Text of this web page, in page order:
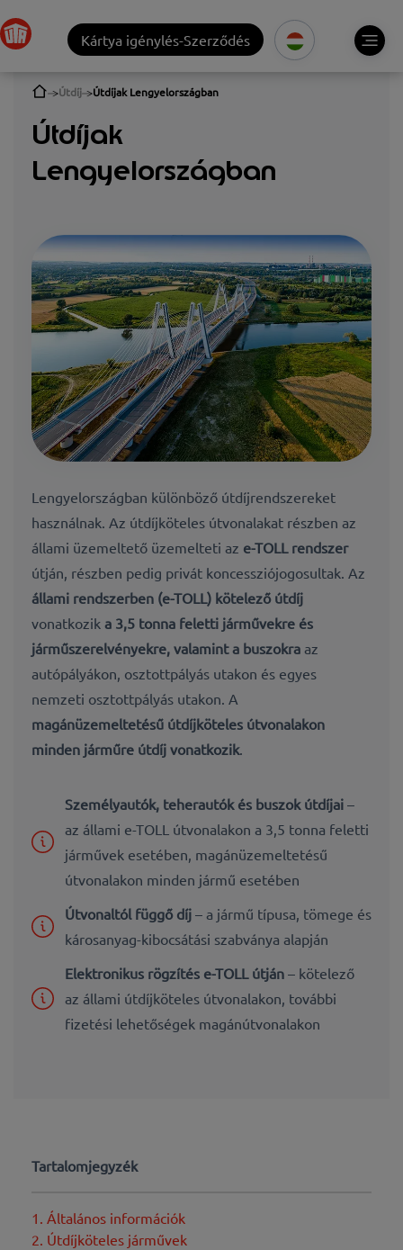
Kártya igénylés-Szerződés
Útdíj Útdíjak Lengyelországban
Útdíjak
Lengyelországban
Lengyelországban különböző útdíjrendszereket
használnak. Az útdíjköteles útvonalakat részben az
állami üzemeltető üzemelteti az e-TOLL rendszer
útján, részben pedig privát koncessziójogosultak. Az
állami rendszerben (e-TOLL) kötelező útdíj
vonatkozik a 3,5 tonna feletti járművekre és
járműszerelvényekre, valamint a buszokra az
autópályákon, osztottpályás utakon és egyes
nemzeti osztottpályás utakon. A
magánüzemeltetésű útdíjköteles útvonalakon
minden járműre útdíj vonatkozik.
Személyautók, teherautók és buszok útdíjai –
az állami e-TOLL útvonalakon a 3,5 tonna feletti
járművek esetében, magánüzemeltetésű
útvonalakon minden jármű esetében
Útvonaltól függő díj – a jármű típusa, tömege és
károsanyag-kibocsátási szabványa alapján
Elektronikus rögzítés e-TOLL útján – kötelező
az állami útdíjköteles útvonalakon, további
fizetési lehetőségek magánútvonalakon
Tartalomjegyzék
1. Általános információk
2. Útdíjköteles járművek